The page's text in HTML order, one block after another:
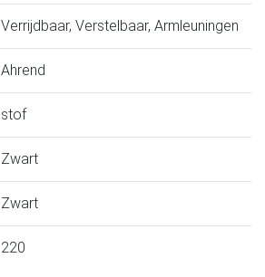
Verrijdbaar, Verstelbaar, Armleuningen
Ahrend
stof
Zwart
Zwart
220